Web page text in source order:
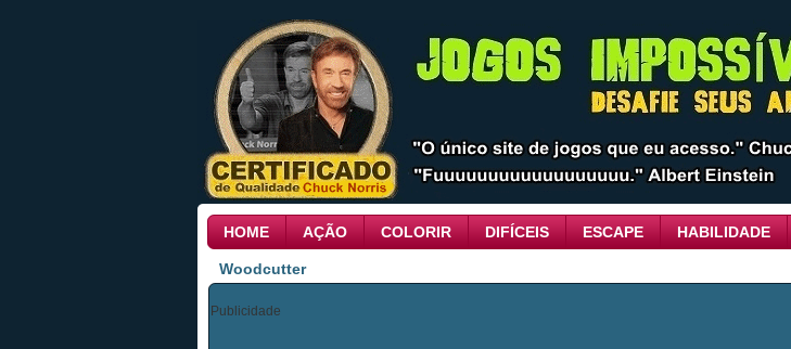
HOME AÇÃO COLORIR DIFÍCEIS ESCAPE HABILIDADE
Woodcutter
Publicidade